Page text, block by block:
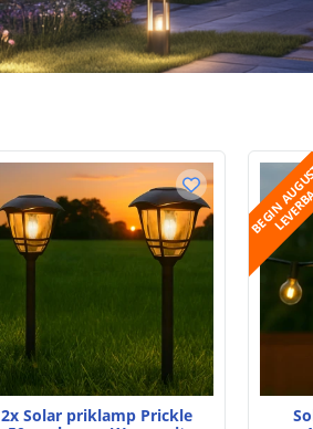
2x Solar priklamp Prickle